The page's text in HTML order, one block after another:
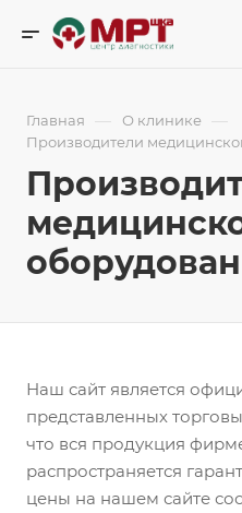
Главная — О клинике —
Производители
Наш сайт является
представленных
что вся продукция
распространяется
цены на нашем сайте